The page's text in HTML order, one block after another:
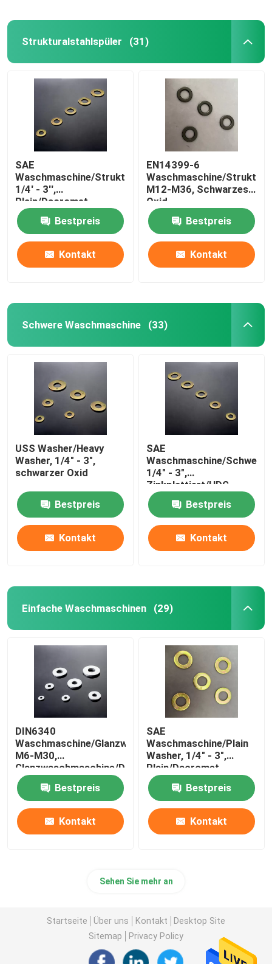
Strukturalstahlspüler (31)
SAE
Waschmaschine/Strukturstahlwaschmaschine,
1/4' - 3'',
Plain/Dacromet
Bestpreis
Kontakt
EN14399-6
Waschmaschine/
M12-M36, Schwarzes
Oxid
Bestpreis
Kontakt
Schwere Waschmaschine (33)
USS Washer/Heavy
Washer, 1/4" - 3",
schwarzer Oxid
Bestpreis
Kontakt
SAE
Waschmaschine/
1/4" - 3",
Zinkplattiert/HDG
Bestpreis
Kontakt
Einfache Waschmaschinen (29)
DIN6340
Waschmaschine/Glanzwaschmaschine,
M6-M30,
Glanzwaschmaschine/Dacromet
Bestpreis
Kontakt
SAE
Waschmaschine/Plain
Washer, 1/4" - 3",
Plain/Dacromet
Bestpreis
Kontakt
Sehen Sie mehr an
Startseite Über uns Kontakt
Desktop Site
Sitemap
Privacy Policy